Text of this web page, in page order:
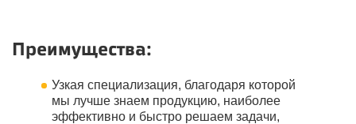
Преимущества:
Узкая специализация, благодаря которой
мы лучше знаем продукцию, наиболее
эффективно и быстро решаем задачи,